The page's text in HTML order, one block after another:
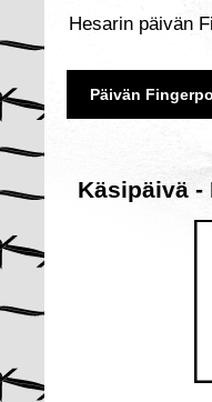
Hesarin päivän
Päivän
Käsipäivä -